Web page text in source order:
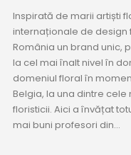
Inspirată de marii artiști
internaționale de design
România un brand unic,
la cel mai înalt nivel în
domeniul floral în
Belgia, la una dintre
floristicii. Aici a învățat
mai buni profesori din...